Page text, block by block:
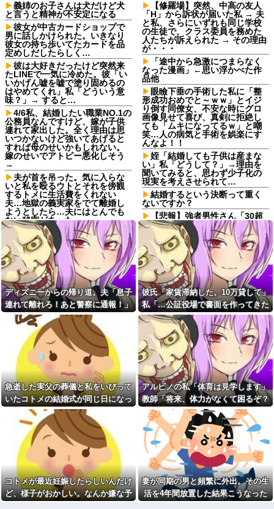
義姉のお子さんは犬だけど犬
と言うと精神が不安定になる
彼女が中古カードショップで
男に話しかけられた。いきなり
彼女の持ち歩いてたカードを品
定めしだしたらしく…
彼は大好きだったけど突然来
たLINEで一気に冷めた。彼「い
いかげん嘘を嘘で塗り固めるの
はやめてくれ」私「どういう意
味？」→ すると…
4/6私、結婚したい職業NO.1の
公務員なんですけど、嫁が子供
連れて家出した。全く理由は思
いつかないけど強いてあげると
すれば母のせいかもしれない。
嫁のせいでアトピー悪化しそう
→
夫が首を吊った。気に入らな
いと私を殴るウトとそれを傍観
するトメに生活費をくれない
夫…地獄の義実家をでて離婚し
ようとしたら…夫にはとんでも
ない秘密があった
嫁が同窓会に出席して元カレ
と再会して失踪。1年後に俺の家
に投函されたものがこれ...
女子「貴公子の告白を断るな
んてあり得ない！」俺「問題は
そこじゃないだろ…」→いじめ
を止めるため動いた結果…
嫁が新婚当時の不倫を自白し
てきた。娘は相手の子かもしれ
ないそうで俺と娘が他人なら男
女の関係になるかもしれないと
不安だったそうで…
高齢独身彼女無しなのが不思
議ってよく言われるけど、女と
人付き合いとかめんどくさすぎ
る
20年くらい前だけど当時お付
き合いがあった仲間が神社に赤
いものを身につけちゃいけない
と言ってた
【衝撃】ジャンポケ斉藤の妻
さん、夫の求刑7年翌日に
Instagram更新しSNS民をザワつ
かせてしまう…
【悲報】昨日の銀だこ、８８
人しか買えない８８円に大行列
をなす都民コチラ・・・
【画像】セブンイレブンのバ
イト「AIにちいかわの画像を食
【修羅場】突然、中高の友人
「H」から訴状が届いた私 → 夫
と私、さらにいずれも同じ学校
の生徒で、クラス委員を務めた
人たちが訴えられた → その理由
が・・・
「途中から急激につまらなく
なった漫画」←思い浮かべた作
品他
眼瞼下垂の手術した私に「整
形成功おめでと～ｗｗ」とイジ
り倒す同僚女、不安な時にグロ
画像見せて喜び、真剣に拒絶し
ても「ムキになってるｗ」と嘲
笑…人の病気と手術を娯楽にす
んなよ！！
姪「結婚しても子供は産まな
い」私「どうして？」→理由を
聞いてみると、思わず少子化の
現実を考えさせられて…
結婚するという決断って重く
ないですか？
【悲報】強者男性さん「30超
えてデートの練習とかしてる奴
なんなんだ？普通は10代の子供
がいるぞ」
【修羅場】弟を車で迎えに行
くときにファミレスの駐車場か
ら飛び出してきた男性を轢いて
しまった 轢かれた男は傷だらけ
で血まみれなのに凄い大声て喚
いて暴れまくり…
【衝撃】闇バイトで無期懲役
になってしまった若者のお手紙
が公開される⇒
就活でコネ採用確定だったの
に無しにされたｗｗ
【驚愕】デキ婚した相手は出
張姫。母の興信所調査で夫婦崩
壊？！ｗｗｗｗ
私「ハンバーグに髪の毛
が…」店員「申し訳ありませ
ん」→夫婦でファミレスに行
き、店員に指摘したところ…
【唖然】浮気バレた旦那が嫁
に勢いで吐き出した結果ｗｗｗ
ｗ
1/2義弟娘「ママのアソコには
黒い絵があるんだよ！洗っても
落ちないんだよ！」あー…だか
らいつも肌を隠してるのね。こ
んな田舎で刺青バレたら面倒な
事になっちゃうよ…→面倒な事
ディズニーからの帰り道。夫「息子
連れて離れろ！あと警察に通報！」
私「助けて！」駅員「どうしまし
た！？」→トンデモナイことに…
彼氏「家賃滞納した。10万貸して」
私「…公証役場で書面を作ってきた
ら考える」→結果・・・
急逝した実父の葬儀と私をいびって
いたコトメの結婚式が同じ日になっ
てしまった。無理にでも来いと言わ
れてしまい...
アルビノの私「体育は見学します」
教師「将来、体力がなくて困るぞ？
我慢して走れ！」→結果、膝を痛め
て・・・
コトメが最近妊娠したらしいんだけ
ど、様子がおかしい。なんか嫌な予
妻が同期の男と頻繁に外出。その生
活を4年間放置した結果こうなった